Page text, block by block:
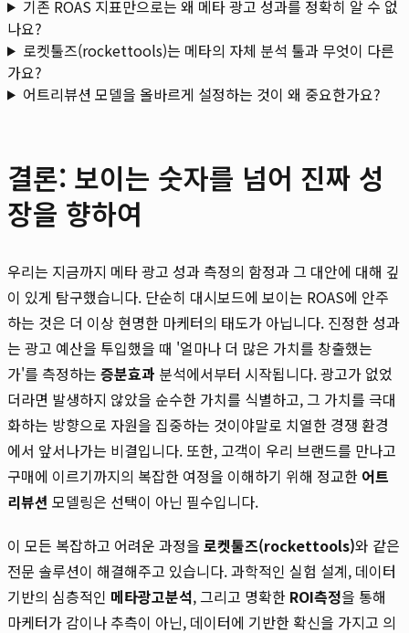
기존 ROAS 지표만으로는 왜 메타 광고 성과를 정확히 알 수 없
나요?
로켓툴즈(rockettools)는 메타의 자체 분석 툴과 무엇이 다른
가요?
어트리뷰션 모델을 올바르게 설정하는 것이 왜 중요한가요?
결론: 보이는 숫자를 넘어 진짜 성
장을 향하여
우리는 지금까지 메타 광고 성과 측정의 함정과 그 대안에 대해 깊
이 있게 탐구했습니다. 단순히 대시보드에 보이는 ROAS에 안주
하는 것은 더 이상 현명한 마케터의 태도가 아닙니다. 진정한 성과
는 광고 예산을 투입했을 때 '얼마나 더 많은 가치를 창출했는
가'를 측정하는 증분효과 분석에서부터 시작됩니다. 광고가 없었
더라면 발생하지 않았을 순수한 가치를 식별하고, 그 가치를 극대
화하는 방향으로 자원을 집중하는 것이야말로 치열한 경쟁 환경
에서 앞서나가는 비결입니다. 또한, 고객이 우리 브랜드를 만나고
구매에 이르기까지의 복잡한 여정을 이해하기 위해 정교한 어트
리뷰션 모델링은 선택이 아닌 필수입니다.
이 모든 복잡하고 어려운 과정을 로켓툴즈(rockettools)와 같은
전문 솔루션이 해결해주고 있습니다. 과학적인 실험 설계, 데이터
기반의 심층적인 메타광고분석, 그리고 명확한 ROI측정을 통해
마케터가 감이나 추측이 아닌, 데이터에 기반한 확신을 가지고 의